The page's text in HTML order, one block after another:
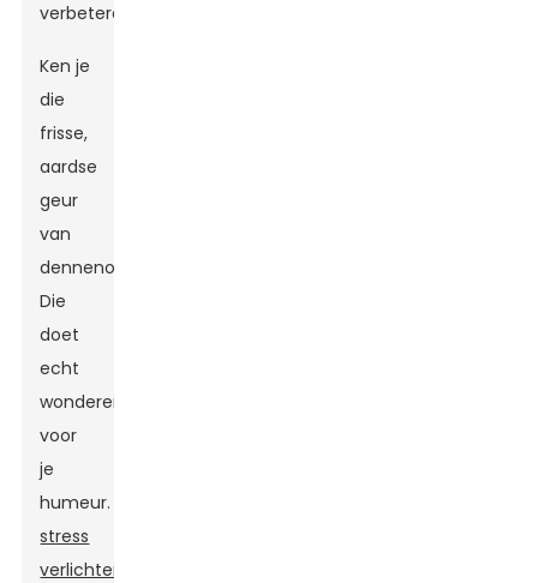
verbeteren.
Ken je
die
frisse,
aardse
geur
van
dennenolie?
Die
doet
echt
wonderen
voor
je
humeur.
stress
verlichten